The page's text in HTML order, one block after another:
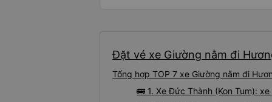
Đặt vé xe Giường nằm đi
Tổng hợp TOP 7 xe Giường nằm đi
🚌 1. Xe Đức Thành (Kon Tum):